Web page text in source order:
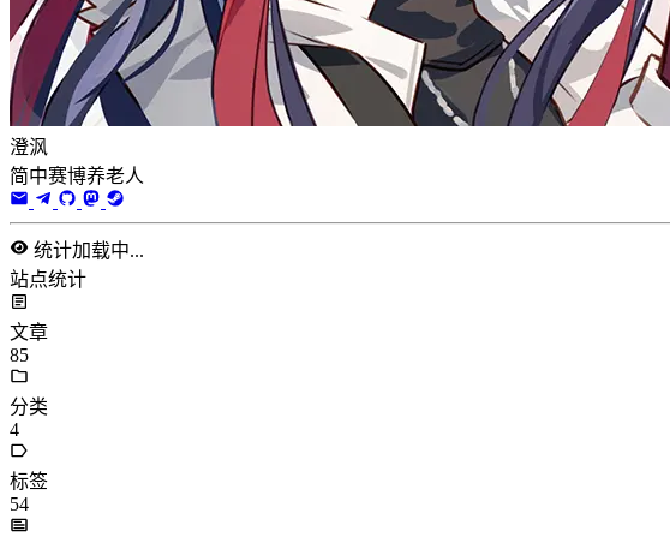
澄沨
简中赛博养老人
统计加载中...
站点统计
文章
85
分类
4
标签
54